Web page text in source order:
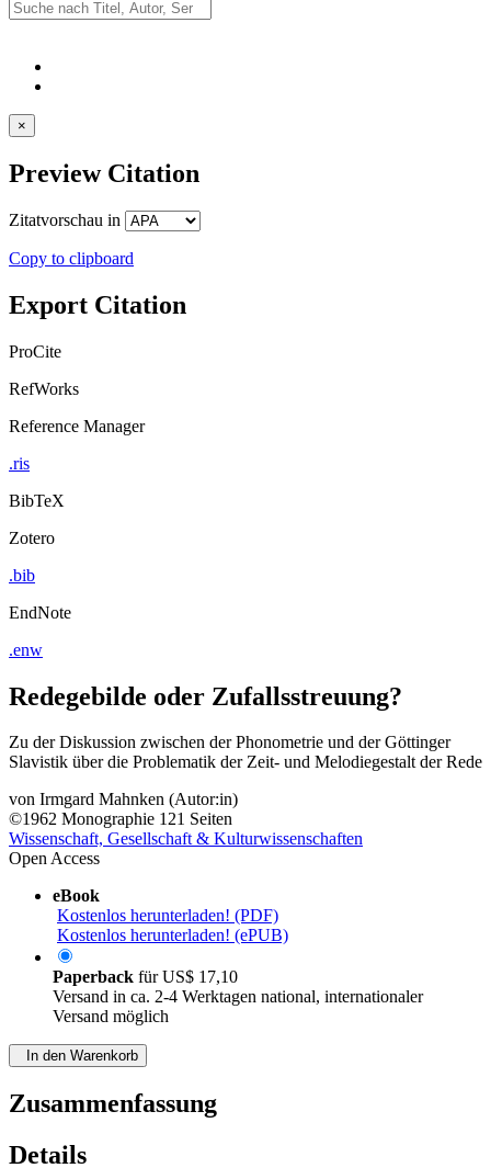
×
Preview Citation
Zitatvorschau in
Copy to clipboard
Export Citation
ProCite
RefWorks
Reference Manager
.ris
BibTeX
Zotero
.bib
EndNote
.enw
Redegebilde oder Zufallsstreuung?
Zu der Diskussion zwischen der Phonometrie und der Göttinger
Slavistik über die Problematik der Zeit- und Melodiegestalt der Rede
von Irmgard Mahnken (Autor:in)
©1962 Monographie 121 Seiten
Wissenschaft, Gesellschaft & Kulturwissenschaften
Open Access
eBook
Kostenlos herunterladen! (PDF)
Kostenlos herunterladen! (ePUB)
Paperback fürUS$ 17,10
Versand in ca. 2-4 Werktagen national, internationaler
Versand möglich
In den Warenkorb
Zusammenfassung
Details